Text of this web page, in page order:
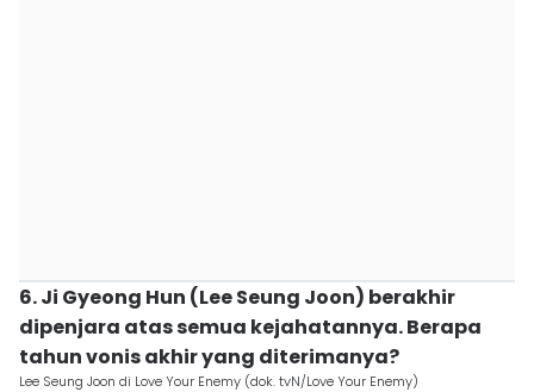
6. Ji Gyeong Hun (Lee Seung Joon) berakhir
dipenjara atas semua kejahatannya. Berapa
tahun vonis akhir yang diterimanya?
Lee Seung Joon di Love Your Enemy (dok. tvN/Love Your Enemy)